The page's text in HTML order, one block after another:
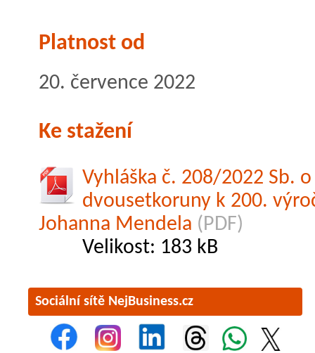
Platnost od
20. července 2022
Ke stažení
Vyhláška č. 208/2022 Sb.
dvousetkoruny k 200.
Johanna Mendela (PDF)
Velikost: 183 kB
Sociální sítě NejBusiness.cz